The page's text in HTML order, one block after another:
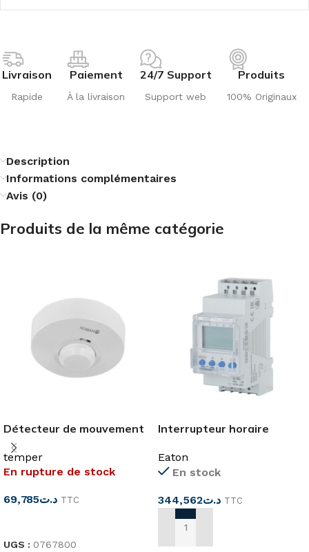
Livraison
Rapide
Paiement
À la livraison
24/7 Support
Support web
Produits
100% Originaux
Description
Informations complémentaires
Avis (0)
Produits de la même catégorie
Détecteur de mouvement
app 360°
temper
En rupture de stock
د.ت69,785
TTC
UGS : 0767800
Interrupteur horaire
Eaton
En stock
د.ت344,562 TTC
AJOUTER AU PANIER